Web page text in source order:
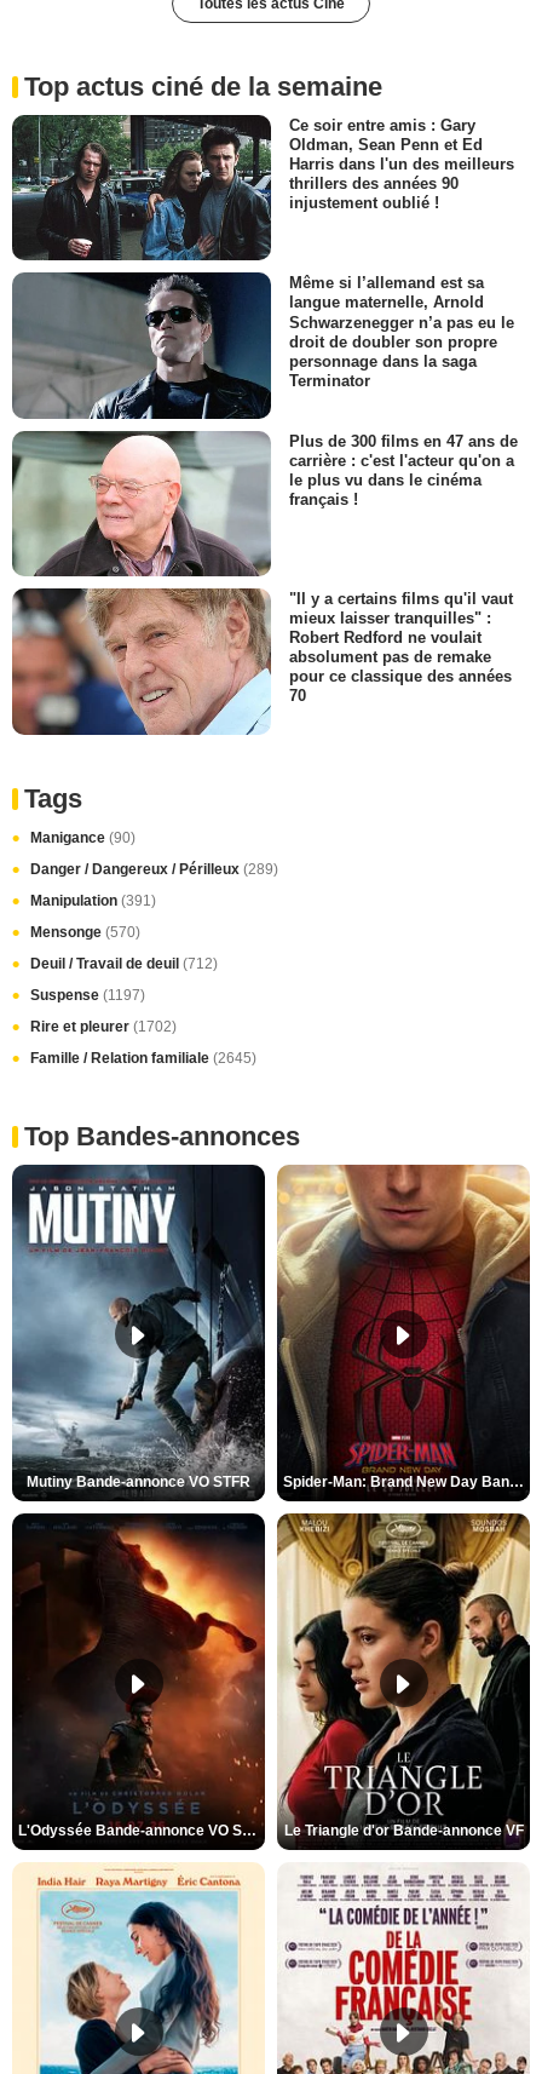
Toutes les actus Ciné
Top actus ciné de la semaine
Ce soir entre amis : Gary
Oldman, Sean Penn et Ed
Harris dans l'un des meilleurs
thrillers des années 90
injustement oublié !
Même si l’allemand est sa
langue maternelle, Arnold
Schwarzenegger n’a pas eu le
droit de doubler son propre
personnage dans la saga
Terminator
Plus de 300 films en 47 ans de
carrière : c'est l'acteur qu'on a
le plus vu dans le cinéma
français !
"Il y a certains films qu'il vaut
mieux laisser tranquilles" :
Robert Redford ne voulait
absolument pas de remake
pour ce classique des années
70
Tags
Manigance (90)
Danger / Dangereux / Périlleux (289)
Manipulation (391)
Mensonge (570)
Deuil / Travail de deuil (712)
Suspense (1197)
Rire et pleurer (1702)
Famille / Relation familiale (2645)
Top Bandes-annonces
Mutiny Bande-annonce VO STFR Spider-Man: Brand New Day Bande-annonce VO STFR
L'Odyssée Bande-annonce VO STFR Le Triangle d'or Bande-annonce VF